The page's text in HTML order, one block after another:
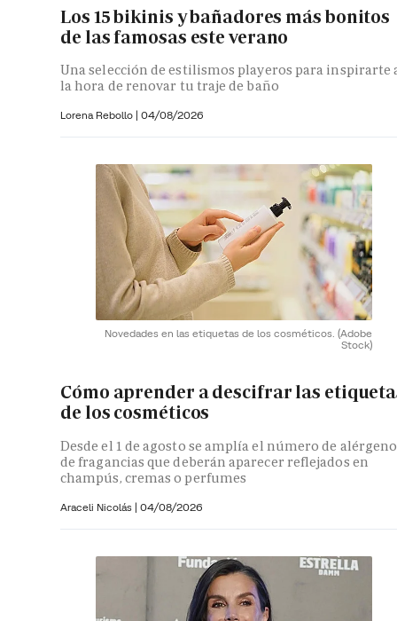
Los 15 bikinis y bañadores más bonitos
de las famosas este verano
Una selección de estilismos playeros para inspirarte
la hora de renovar tu traje de baño
Lorena Rebollo | 04/08/2026
Novedades en las etiquetas de los cosméticos. (Adobe
Stock)
Cómo aprender a descifrar las
de los cosméticos
Desde el 1 de agosto se amplía el número de
de fragancias que deberán aparecer reflejados en
champús, cremas o perfumes
Araceli Nicolás | 04/08/2026